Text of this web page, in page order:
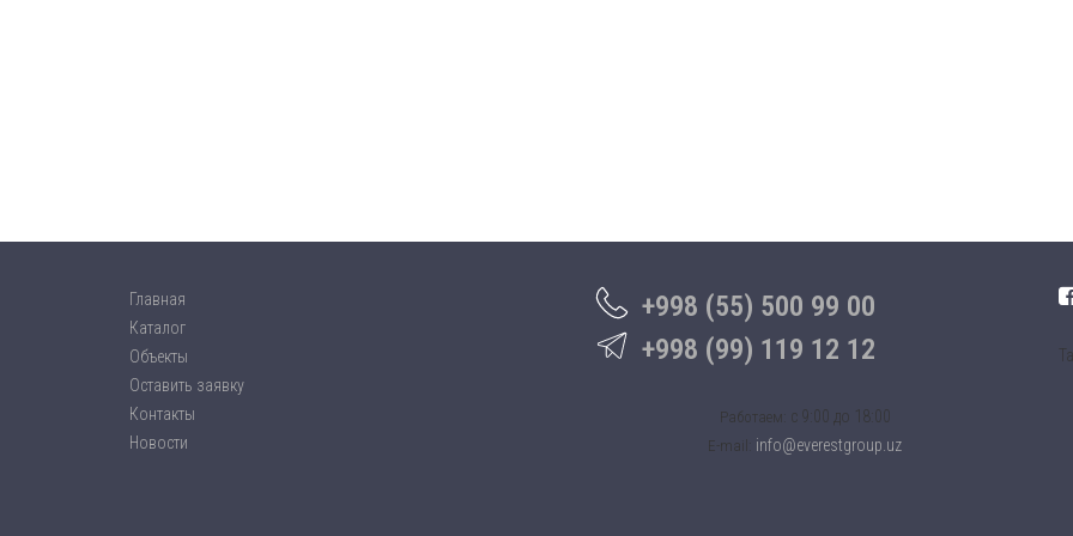
Главная
Каталог
Объекты
Оставить заявку
Контакты
Новости
+998 (55) 500 99 00
+998 (99) 119 12 12
Работаем: c 9:00 до 18:00
E-mail: info@everestgroup.uz